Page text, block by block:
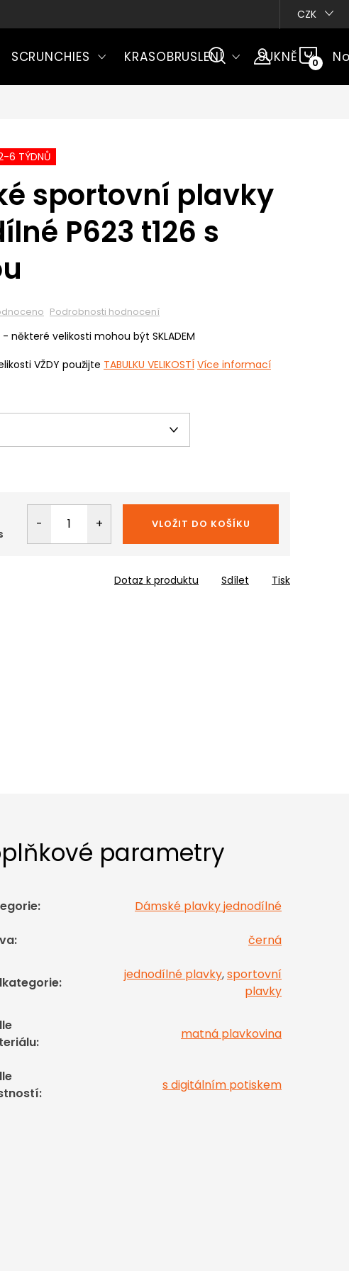
CZK
SCRUNCHIES KRASOBRUSLENÍ SUKNĚ
6 TÝDNŮ
sportovní plavky
P623 t126 s
Podrobnosti hodnocení
- některé velikosti mohou být SKLADEM
VŽDY použijte TABULKU VELIKOSTÍ Více informací
VLOŽIT DO KOŠÍKU
Tisk
Dotaz k produktu Sdílet
parametry
: Dámské plavky jednodílné
: černá
:
jednodílné plavky,sportovní
plavky
:
matná plavkovina
:
s digitálním potiskem